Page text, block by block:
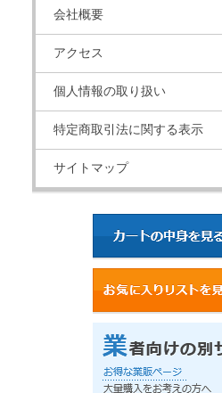
会社概要
アクセス
個人情報の取り扱い
特定商取引法に関する表示
サイトマップ